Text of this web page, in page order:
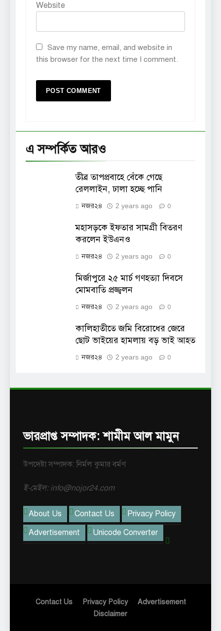
Website
Save my name, email, and website in
this browser for the next time I comment.
এ সম্পর্কিত আরও
তীব্র তাপপ্রবাহে বেঁকে গেছে
রেললাইন, ঢালা হচ্ছে পানি
নজর২৪ 2 years ago 0
মহাসড়কে ইফতার সামগ্রী বিতরণ
করলেন ইউএনও
নজর২৪ 2 years ago 0
মির্জাপুরে ২৫ মার্চ গণহত্যা দিবসে
মোমবাতি প্রজ্জ্বলন
নজর২৪ 2 years ago 0
কালিহাতীতে জমি বিরোধের জেরে
ছোট ভাইয়ের হামলায় বড় ভাই আহত
নজর২৪ 2 years ago 0
ভারপ্রাপ্ত সম্পাদক: শামীম আল মামুন
উপদেষ্টা সম্পাদক: নির্মল কুমার বর্মণ
ই-মেইল: info@nojor24.com
About Us Contact Us
Privacy Policy
Advertisement
Unicode Converter
Contact Us Privacy Policy
Advertisement
Disclaimer